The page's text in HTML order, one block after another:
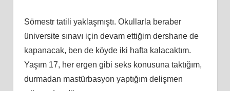
Sömestr tatili yaklaşmıştı. Okullarla beraber
üniversite sınavı için devam ettiğim dershane de
kapanacak, ben de köyde iki hafta kalacaktım.
Yaşım 17, her ergen gibi seks konusuna taktığım,
durmadan mastürbasyon yaptığım delişmen